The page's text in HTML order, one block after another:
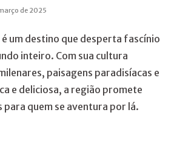
de 2025
um destino que desperta fascínio
inteiro. Com sua cultura
paisagens paradisíacas e
e deliciosa, a região promete
para quem se aventura por lá.